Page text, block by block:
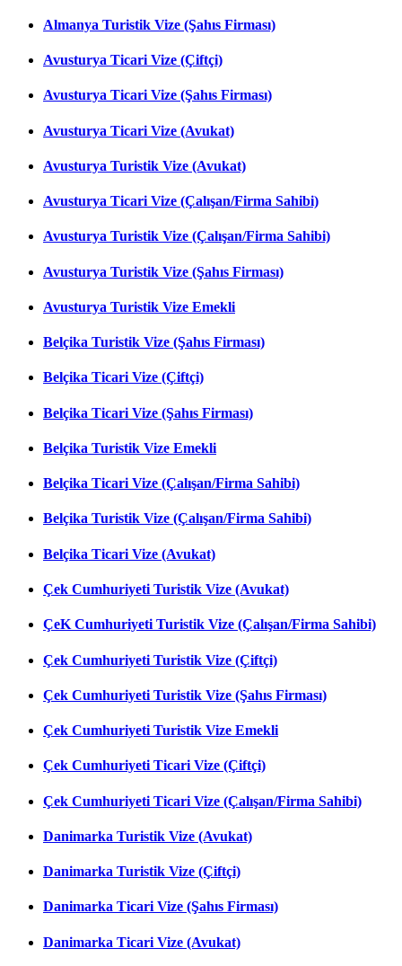
Almanya Turistik Vize (Şahıs Firması)
Avusturya Ticari Vize (Çiftçi)
Avusturya Ticari Vize (Şahıs Firması)
Avusturya Ticari Vize (Avukat)
Avusturya Turistik Vize (Avukat)
Avusturya Ticari Vize (Çalışan/Firma Sahibi)
Avusturya Turistik Vize (Çalışan/Firma Sahibi)
Avusturya Turistik Vize (Şahıs Firması)
Avusturya Turistik Vize Emekli
Belçika Turistik Vize (Şahıs Firması)
Belçika Ticari Vize (Çiftçi)
Belçika Ticari Vize (Şahıs Firması)
Belçika Turistik Vize Emekli
Belçika Ticari Vize (Çalışan/Firma Sahibi)
Belçika Turistik Vize (Çalışan/Firma Sahibi)
Belçika Ticari Vize (Avukat)
Çek Cumhuriyeti Turistik Vize (Avukat)
ÇeK Cumhuriyeti Turistik Vize (Çalışan/Firma Sahibi)
Çek Cumhuriyeti Turistik Vize (Çiftçi)
Çek Cumhuriyeti Turistik Vize (Şahıs Firması)
Çek Cumhuriyeti Turistik Vize Emekli
Çek Cumhuriyeti Ticari Vize (Çiftçi)
Çek Cumhuriyeti Ticari Vize (Çalışan/Firma Sahibi)
Danimarka Turistik Vize (Avukat)
Danimarka Turistik Vize (Çiftçi)
Danimarka Ticari Vize (Şahıs Firması)
Danimarka Ticari Vize (Avukat)